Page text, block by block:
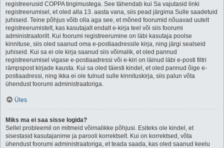
registreerusid COPPA tingimustega. See tähendab kui Sa vajutasid linki
registreerumisel, et oled alla 13. aasta vana, siis pead järgima Sulle saadetuid
juhiseid. Teine põhjus võib olla aga see, et mõned foorumid nõuavad uutelt
registreerumistelt, kas kasutajalt endalt e-kirja teel või siis foorumi
administraatorilt. Kui foorumi registreerumine on läbi kasutaja poolse
kinnituse, siis oled saanud oma e-postiaadressile kirja, ning järgi sealseid
juhiseid. Kui sa ei ole kirja saanud siis võimalik, et oled pannud
registreerumisel vigase e-postiaadressi või e-kiri on läinud läbi e-posti filtri
rämpspost kirjade kausta. Kui sa oled täiesti kindel, et oled pannud õige e-
postiaadressi, ning ikka ei ole tulnud sulle kinnituskirja, siis palun võta
ühendust foorumi administraatoriga.
Üles
Miks ma ei saa sisse logida?
Sellel probleemil on mitmeid võimalikke põhjusi. Esiteks ole kindel, et
sisestasid kasutajanime ja parooli korrektselt. Kui on korrektsed, võta
ühendust foorumi administraatoriga, et teada saada, kas oled saanud keelu